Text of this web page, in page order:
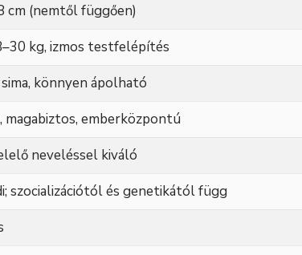
cm (nemtől függően)
kg, izmos testfelépítés
könnyen ápolható
magabiztos, emberközpontú
neveléssel kiváló
szocializációtól és genetikától függ